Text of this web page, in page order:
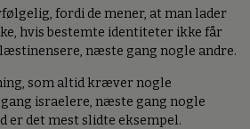
fordi de mener, at man lader
hvis bestemte identiteter ikke får
næste gang nogle andre.
som altid kræver nogle
israelere, næste gang nogle
er det mest slidte eksempel.